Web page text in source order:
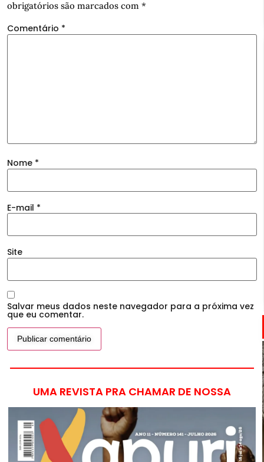
obrigatórios são marcados com *
Comentário *
Nome *
E-mail *
Site
Salvar meus dados neste navegador para a próxima vez
que eu comentar.
UMA REVISTA PRA CHAMAR DE NOSSA